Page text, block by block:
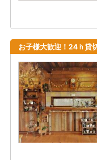
お子様大歓迎！24ｈ貸